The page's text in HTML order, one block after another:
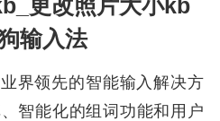
更改照片大小kb
输入法
界领先的智能输入解决方
智能化的组词功能和用户